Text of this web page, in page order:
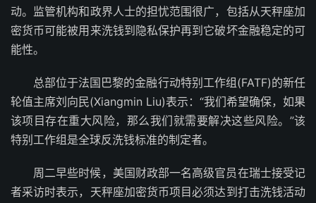
动。监管机构和政界人士的担忧范围很广，包括从天秤座加
密货币可能被用来洗钱到隐私保护再到它破坏金融稳定的可
能性。
总部位于法国巴黎的金融行动特别工作组(FATF)的新任
轮值主席刘向民(Xiangmin Liu)表示：“我们希望确保，如果
该项目存在重大风险，那么我们就需要解决这些风险。”该
特别工作组是全球反洗钱标准的制定者。
周二早些时候，美国财政部一名高级官员在瑞士接受记
者采访时表示，天秤座加密货币项目必须达到打击洗钱活动